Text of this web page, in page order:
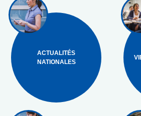
ACTUALITÉS
NATIONALES